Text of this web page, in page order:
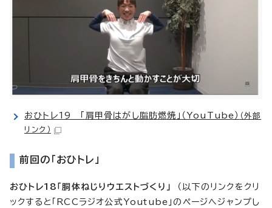
おひトレ19 「肩甲骨はがし脂肪燃焼」（YouTube） （外部
リンク）
前回の「おひトレ」
おひトレ18「胴体ねじりウエストづくり」
（以下のリンクをクリ
ックすると「RCCラジオ公式Youtube」のページへジャンプし